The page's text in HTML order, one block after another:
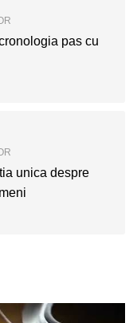
pas cu
unica despre